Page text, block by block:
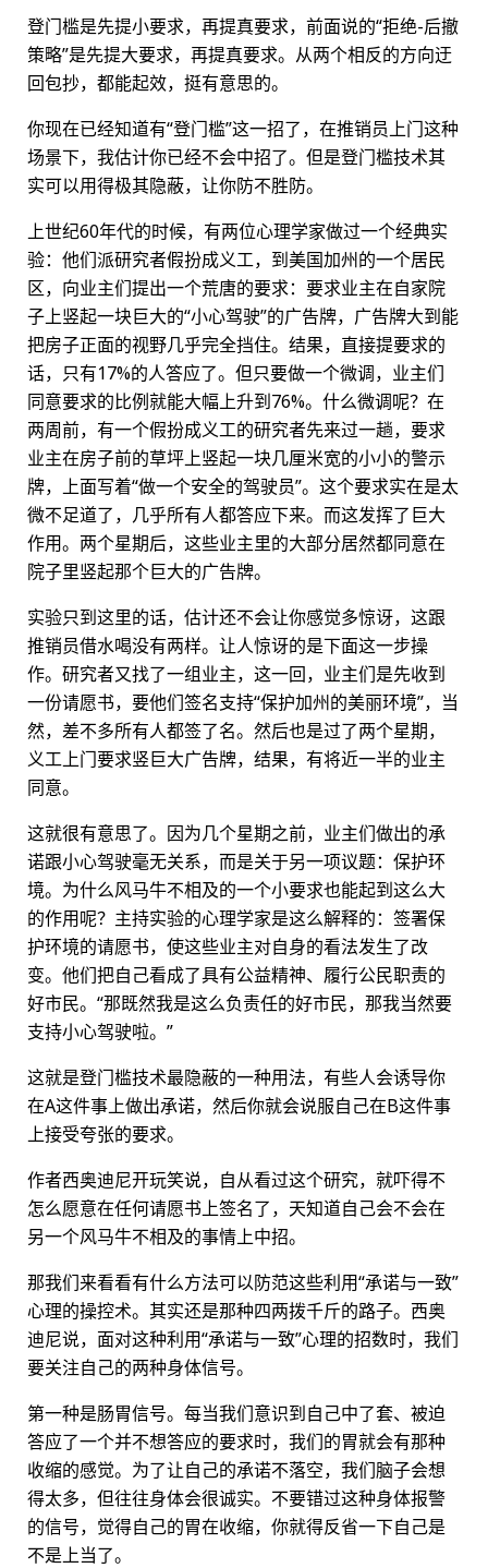
登门槛是先提小要求，再提真要求，前面说的“拒绝-后撤
策略”是先提大要求，再提真要求。从两个相反的方向迂
回包抄，都能起效，挺有意思的。
你现在已经知道有“登门槛”这一招了，在推销员上门这种
场景下，我估计你已经不会中招了。但是登门槛技术其
实可以用得极其隐蔽，让你防不胜防。
上世纪60年代的时候，有两位心理学家做过一个经典实
验：他们派研究者假扮成义工，到美国加州的一个居民
区，向业主们提出一个荒唐的要求：要求业主在自家院
子上竖起一块巨大的“小心驾驶”的广告牌，广告牌大到能
把房子正面的视野几乎完全挡住。结果，直接提要求的
话，只有17%的人答应了。但只要做一个微调，业主们
同意要求的比例就能大幅上升到76%。什么微调呢？在
两周前，有一个假扮成义工的研究者先来过一趟，要求
业主在房子前的草坪上竖起一块几厘米宽的小小的警示
牌，上面写着“做一个安全的驾驶员”。这个要求实在是太
微不足道了，几乎所有人都答应下来。而这发挥了巨大
作用。两个星期后，这些业主里的大部分居然都同意在
院子里竖起那个巨大的广告牌。
实验只到这里的话，估计还不会让你感觉多惊讶，这跟
推销员借水喝没有两样。让人惊讶的是下面这一步操
作。研究者又找了一组业主，这一回，业主们是先收到
一份请愿书，要他们签名支持“保护加州的美丽环境”，当
然，差不多所有人都签了名。然后也是过了两个星期，
义工上门要求竖巨大广告牌，结果，有将近一半的业主
同意。
这就很有意思了。因为几个星期之前，业主们做出的承
诺跟小心驾驶毫无关系，而是关于另一项议题：保护环
境。为什么风马牛不相及的一个小要求也能起到这么大
的作用呢？主持实验的心理学家是这么解释的：签署保
护环境的请愿书，使这些业主对自身的看法发生了改
变。他们把自己看成了具有公益精神、履行公民职责的
好市民。“那既然我是这么负责任的好市民，那我当然要
支持小心驾驶啦。”
这就是登门槛技术最隐蔽的一种用法，有些人会诱导你
在A这件事上做出承诺，然后你就会说服自己在B这件事
上接受夸张的要求。
作者西奥迪尼开玩笑说，自从看过这个研究，就吓得不
怎么愿意在任何请愿书上签名了，天知道自己会不会在
另一个风马牛不相及的事情上中招。
那我们来看看有什么方法可以防范这些利用“承诺与一致”
心理的操控术。其实还是那种四两拨千斤的路子。西奥
迪尼说，面对这种利用“承诺与一致”心理的招数时，我们
要关注自己的两种身体信号。
第一种是肠胃信号。每当我们意识到自己中了套、被迫
答应了一个并不想答应的要求时，我们的胃就会有那种
收缩的感觉。为了让自己的承诺不落空，我们脑子会想
得太多，但往往身体会很诚实。不要错过这种身体报警
的信号，觉得自己的胃在收缩，你就得反省一下自己是
不是上当了。